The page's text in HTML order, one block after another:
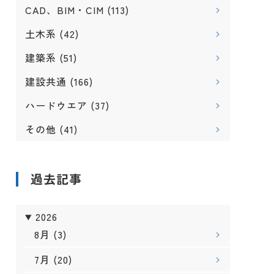
CAD、BIM・CIM (113)
土木系 (42)
建築系 (51)
建設共通 (166)
ハードウエア (37)
その他 (41)
過去記事
2026
8月 (3)
7月 (20)